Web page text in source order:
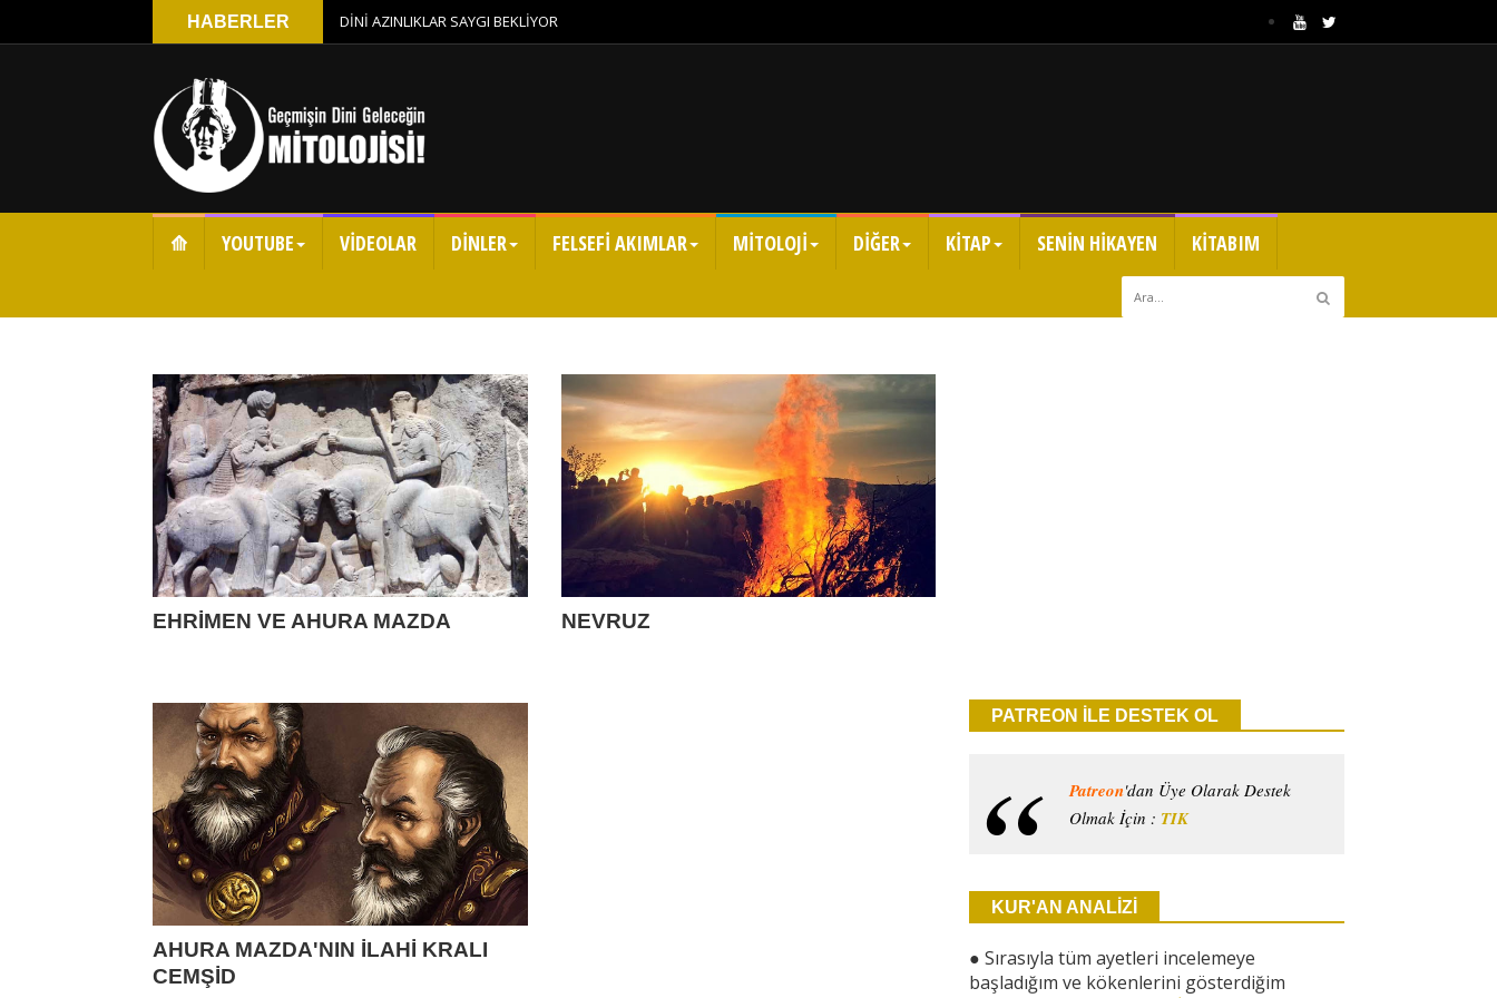
HABERLER DİNİ AZINLIKLAR SAYGI BEKLİYOR
⟰ YOUTUBE VİDEOLAR DİNLER FELSEFİ AKIMLAR MİTOLOJİ DİĞER KİTAP SENİN HİKAYEN KİTABIM
EHRİMEN VE AHURA MAZDA NEVRUZ
AHURA MAZDA'NIN İLAHİ KRALI
CEMŞİD
PATREON İLE DESTEK OL
Patreon'dan Üye Olarak Destek
Olmak İçin : TIK
KUR'AN ANALİZİ
●Sırasıyla tüm ayetleri incelemeye
başladığım ve kökenlerini gösterdiğim